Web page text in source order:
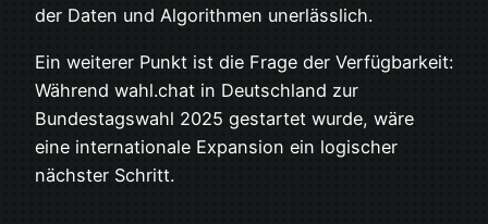
der Daten und Algorithmen unerlässlich.
Ein weiterer Punkt ist die Frage der Verfügbarkeit:
Während wahl.chat in Deutschland zur
Bundestagswahl 2025 gestartet wurde, wäre
eine internationale Expansion ein logischer
nächster Schritt.